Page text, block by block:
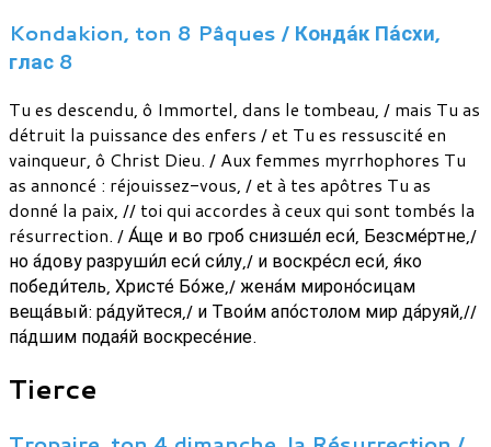
Kondakion, ton 8 Pâques / Конда́к Па́схи,
глас 8
Tu es descendu, ô Immortel, dans le tombeau, / mais Tu as
détruit la puissance des enfers / et Tu es ressuscité en
vainqueur, ô Christ Dieu. / Aux femmes myrrhophores Tu
as annoncé : réjouissez-vous, / et à tes apôtres Tu as
donné la paix, // toi qui accordes à ceux qui sont tombés la
résurrection. / А́ще и во гроб снизше́л еси́, Безсме́ртне,/
но а́дову разруши́л еси́ си́лу,/ и воскре́сл еси́, я́ко
победи́тель, Христе́ Бо́же,/ жена́м мироно́сицам
веща́вый: ра́дуйтеся,/ и Твои́м апо́столом мир да́руяй,//
па́дшим подая́й воскресе́ние.
Tierce